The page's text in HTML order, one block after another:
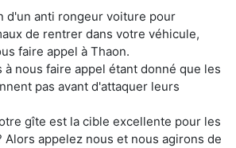
d'un anti rongeur voiture pour
de rentrer dans votre véhicule,
faire appel à Thaon.
nous faire appel étant donné que les
pas avant d'attaquer leurs
gîte est la cible excellente pour les
Alors appelez nous et nous agirons de